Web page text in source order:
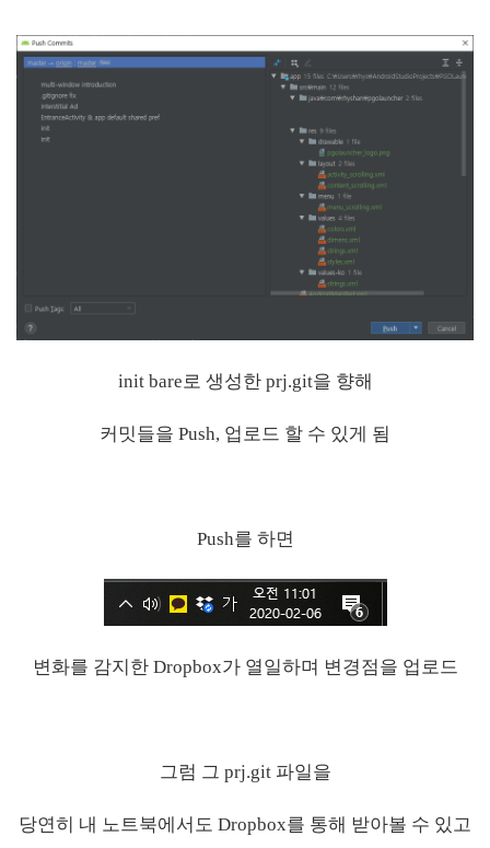
init bare로 생성한 prj.git을 향해
커밋들을 Push, 업로드 할 수 있게 됨
Push를 하면
변화를 감지한 Dropbox가 열일하며 변경점을 업로드
그럼 그 prj.git 파일을
당연히 내 노트북에서도 Dropbox를 통해 받아볼 수 있고